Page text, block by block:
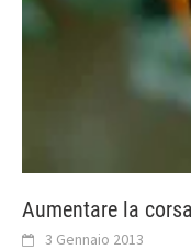
Aumentare la
3 Gennaio 2013